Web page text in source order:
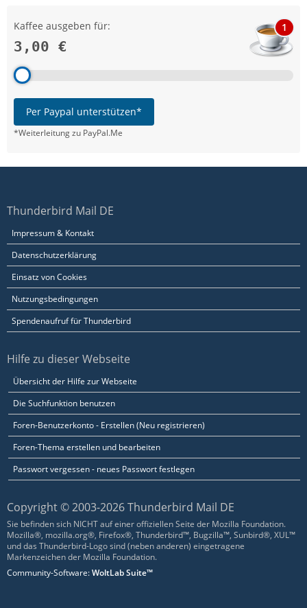
Kaffee ausgeben für:
3,00 €
1
Per Paypal unterstützen*
*Weiterleitung zu PayPal.Me
Thunderbird Mail DE
Impressum & Kontakt
Datenschutzerklärung
Einsatz von Cookies
Nutzungsbedingungen
Spendenaufruf für Thunderbird
Hilfe zu dieser Webseite
Übersicht der Hilfe zur Webseite
Die Suchfunktion benutzen
Foren-Benutzerkonto - Erstellen (Neu registrieren)
Foren-Thema erstellen und bearbeiten
Passwort vergessen - neues Passwort festlegen
Copyright © 2003-2026 Thunderbird Mail DE
Sie befinden sich NICHT auf einer offiziellen Seite der Mozilla Foundation.
Mozilla®, mozilla.org®, Firefox®, Thunderbird™, Bugzilla™, Sunbird®, XUL™
und das Thunderbird-Logo sind (neben anderen) eingetragene
Markenzeichen der Mozilla Foundation.
Community-Software:WoltLab Suite™